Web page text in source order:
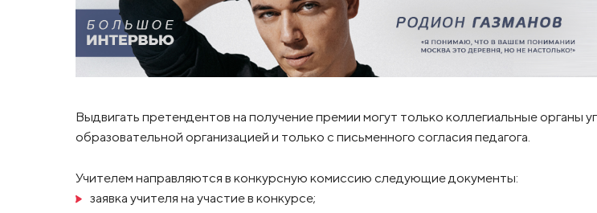
Выдвигать претендентов на получение премии могут только коллегиальные органы
образовательной организацией и только с письменного согласия педагога.
Учителем направляются в конкурсную комиссию следующие документы:
заявка учителя на участие в конкурсе;